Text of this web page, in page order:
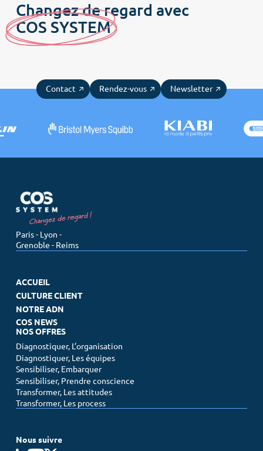
Changez de regard avec
COS SYSTEM
Contact Rendez-vous Newsletter
Paris - Lyon -
Grenoble - Reims
ACCUEIL
CULTURE CLIENT
NOTRE ADN
COS NEWS
NOS OFFRES
Diagnostiquer, L’organisation
Diagnostiquer, Les équipes
Sensibiliser, Embarquer
Sensibiliser, Prendre conscience
Transformer, Les attitudes
Transformer, Les process
Nous suivre